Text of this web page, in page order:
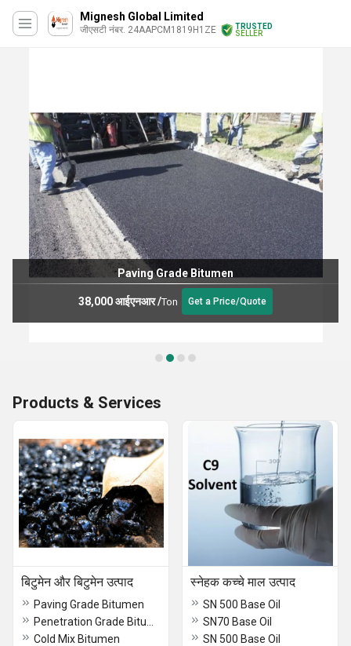
Mignesh Global Limited
जीएसटी नंबर. 24AAPCM1819H1ZE
TRUSTED
SELLER
Penetration Grade
35,500 आईएनआर
Products & Services
बिटुमेन और बिटुमेन उत्पाद
Paving Grade Bitumen
Cold Mix Bitumen
स्नेहक कच्चे माल उत्पाद
SN 500 Base Oil
SN70 Base Oil
SN 500 Base Oil